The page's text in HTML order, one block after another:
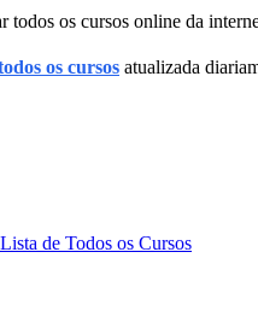
todos os cursos online da
os cursos atualizada
Lista de Todos os Cursos